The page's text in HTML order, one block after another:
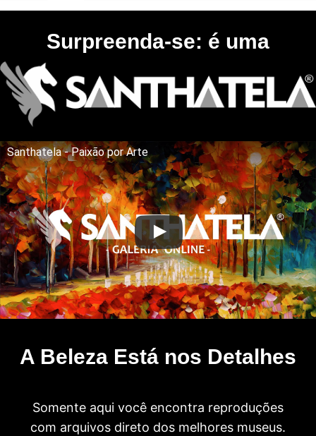
Surpreenda-se: é uma
Santhatela - Paixão por Arte
A Beleza Está nos Detalhes
Somente aqui você encontra reproduções
com arquivos direto dos melhores museus.